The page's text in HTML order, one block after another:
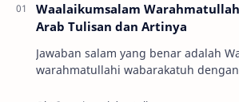
Waalaikumsalam
Arab Tulisan dan Artinya
Jawaban salam yang benar adalah
warahmatullahi wabarakatuh